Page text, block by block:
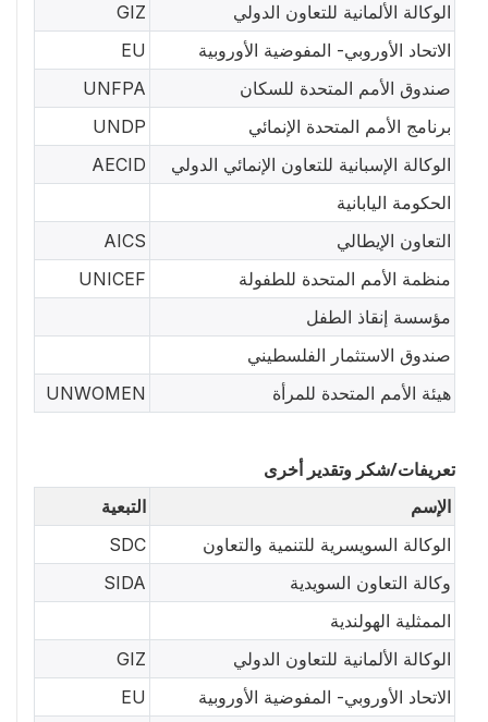
الوكالة الألمانية للتعاون الدولي
GIZ
الاتحاد الأوروبي- المفوضية الأوروبية
EU
صندوق الأمم المتحدة للسكان
UNFPA
برنامج الأمم المتحدة الإنمائي
UNDP
الوكالة الإسبانية للتعاون الإنمائي الدولي
AECID
الحكومة اليابانية
التعاون الإيطالي
AICS
منظمة الأمم المتحدة للطفولة
UNICEF
مؤسسة إنقاذ الطفل
صندوق الاستثمار الفلسطيني
هيئة الأمم المتحدة للمرأة
UNWOMEN
تعريفات/شكر وتقدير أخرى
الإسم
التبعية
الوكالة السويسرية للتنمية والتعاون
SDC
وكالة التعاون السويدية
SIDA
الممثلية الهولندية
الوكالة الألمانية للتعاون الدولي
GIZ
الاتحاد الأوروبي- المفوضية الأوروبية
EU